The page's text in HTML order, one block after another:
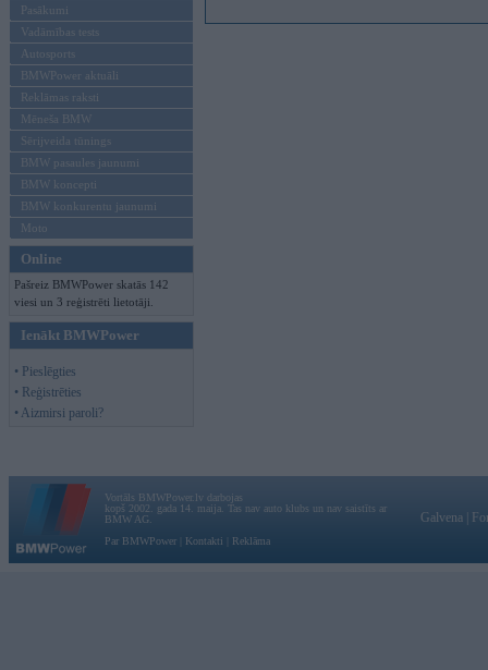
Pasākumi
Vadāmības tests
Autosports
BMWPower aktuāli
Reklāmas raksti
Mēneša BMW
Sērijveida tūnings
BMW pasaules jaunumi
BMW koncepti
BMW konkurentu jaunumi
Moto
Online
Pašreiz BMWPower skatās 142
viesi un 3 reģistrēti lietotāji.
Ienākt BMWPower
• Pieslēgties
• Reģistrēties
• Aizmirsi paroli?
Vortāls BMWPower.lv darbojas
kopš 2002. gada 14. maija. Tas nav auto klubs un nav saistīts ar
BMW AG.
Par BMWPower
Kontakti Reklāma
Galvena